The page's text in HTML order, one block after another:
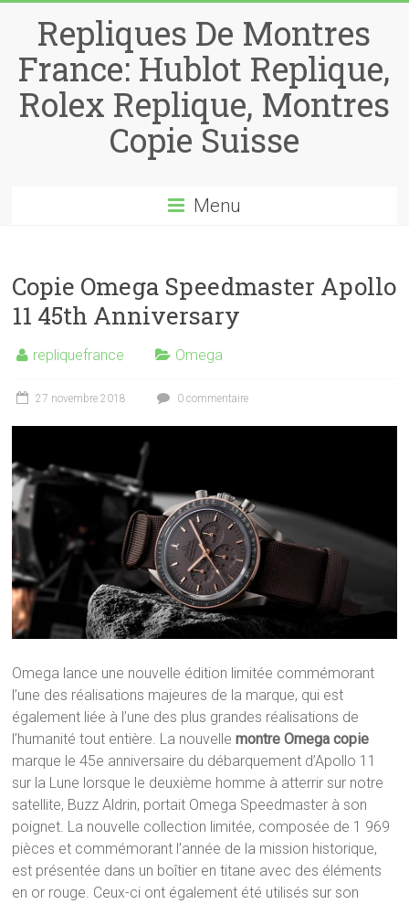
Repliques De Montres
France: Hublot Replique,
Rolex Replique, Montres
Copie Suisse
Menu
Copie Omega Speedmaster Apollo
11 45th Anniversary
repliquefrance Omega
27 novembre 2018 0 commentaire
Omega lance une nouvelle édition limitée commémorant
l’une des réalisations majeures de la marque, qui est
également liée à l’une des plus grandes réalisations de
l’humanité tout entière. La nouvellemontre Omega copie
marque le 45e anniversaire du débarquement d’Apollo 11
sur la Lune lorsque le deuxième homme à atterrir sur notre
satellite, Buzz Aldrin, portait Omega Speedmaster à son
poignet. La nouvelle collection limitée, composée de 1 969
pièces et commémorant l’année de la mission historique,
est présentée dans un boîtier en titane avec des éléments
en or rouge. Ceux-ci ont également été utilisés sur son